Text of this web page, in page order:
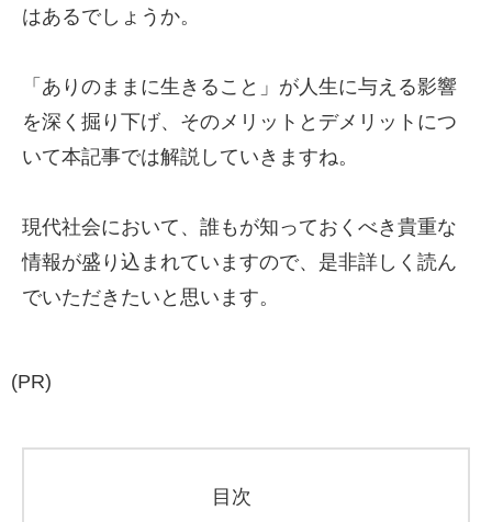
はあるでしょうか。
「ありのままに生きること」が人生に与える影響
を深く掘り下げ、そのメリットとデメリットにつ
いて本記事では解説していきますね。
現代社会において、誰もが知っておくべき貴重な
情報が盛り込まれていますので、是非詳しく読ん
でいただきたいと思います。
(PR)
目次